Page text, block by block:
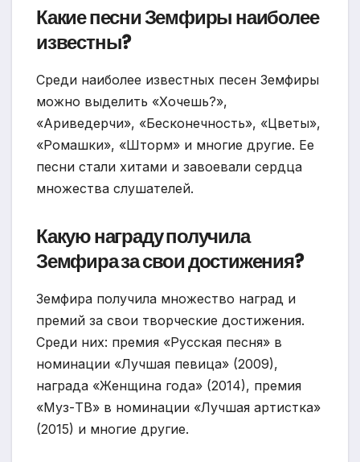
Какие песни Земфиры наиболее
известны?
Среди наиболее известных песен Земфиры
можно выделить «Хочешь?»,
«Ариведерчи», «Бесконечность», «Цветы»,
«Ромашки», «Шторм» и многие другие. Ее
песни стали хитами и завоевали сердца
множества слушателей.
Какую награду получила
Земфира за свои достижения?
Земфира получила множество наград и
премий за свои творческие достижения.
Среди них: премия «Русская песня» в
номинации «Лучшая певица» (2009),
награда «Женщина года» (2014), премия
«Муз-ТВ» в номинации «Лучшая артистка»
(2015) и многие другие.